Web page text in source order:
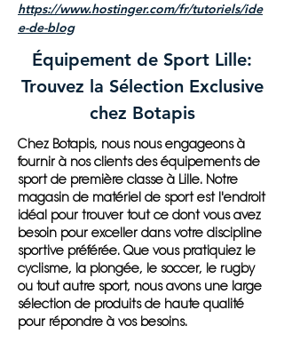
https://www.hostinger.com/fr/tutoriels/ide
e-de-blog
Équipement de Sport Lille:
Trouvez la Sélection Exclusive
chez Botapis
Chez Botapis, nous nous engageons à
fournir à nos clients des équipements de
sport de première classe à Lille. Notre
magasin de matériel de sport est l'endroit
idéal pour trouver tout ce dont vous avez
besoin pour exceller dans votre discipline
sportive préférée. Que vous pratiquiez le
cyclisme, la plongée, le soccer, le rugby
ou tout autre sport, nous avons une large
sélection de produits de haute qualité
pour répondre à vos besoins.